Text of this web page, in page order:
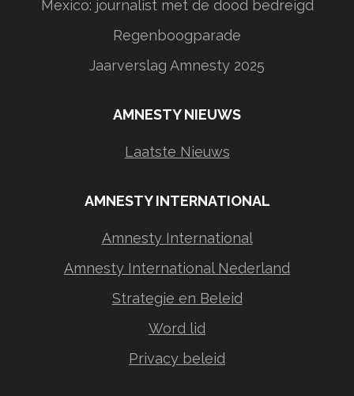
Mexico: journalist met de dood bedreigd
Regenboogparade
Jaarverslag Amnesty 2025
AMNESTY NIEUWS
Laatste Nieuws
AMNESTY INTERNATIONAL
Amnesty International
Amnesty International Nederland
Strategie en Beleid
Word lid
Privacy beleid